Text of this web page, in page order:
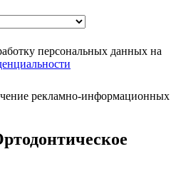
персональных данных на
рекламно-информационных